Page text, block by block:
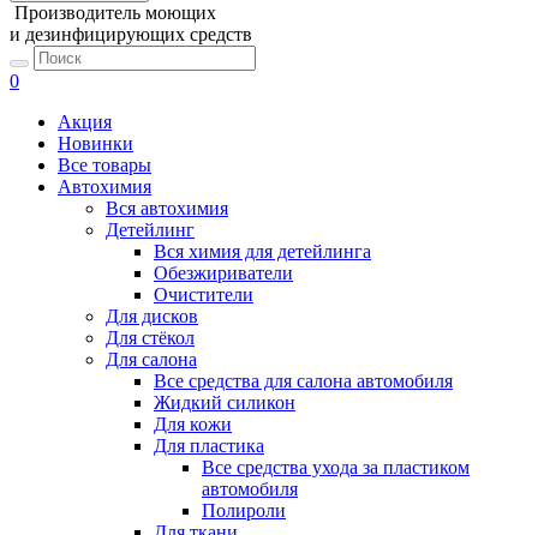
Производитель моющих
и дезинфицирующих средств
0
Акция
Новинки
Все товары
Автохимия
Вся автохимия
Детейлинг
Вся химия для детейлинга
Обезжириватели
Очистители
Для дисков
Для стёкол
Для салона
Все средства для салона автомобиля
Жидкий силикон
Для кожи
Для пластика
Все средства ухода за пластиком
автомобиля
Полироли